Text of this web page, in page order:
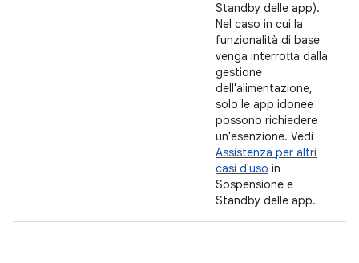
Standby delle app).
Nel caso in cui la
funzionalità di base
venga interrotta dalla
gestione
dell'alimentazione,
solo le app idonee
possono richiedere
un'esenzione. Vedi
Assistenza per altri
casi d'uso in
Sospensione e
Standby delle app.